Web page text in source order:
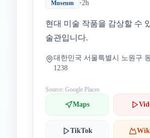
Museum •2h
현대 미술 작품을 감상할 수
술관입니다.
대한민국 서울특별시 노원구
1238
Source: Google Places
Maps
TikTok